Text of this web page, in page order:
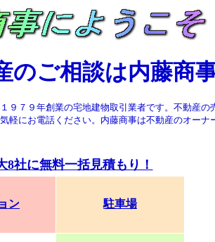
のご相談は内藤商
９７９年創業の宅地建物取引業者です。 不動産の
軽にお電話ください。 内藤商事は不動産のオーナ
社に無料一括見積もり！
ン 駐車場